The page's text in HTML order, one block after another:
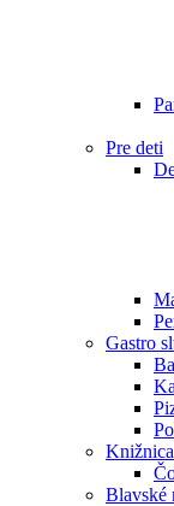
Pre deti
Gastro
Knižnica
Blavské